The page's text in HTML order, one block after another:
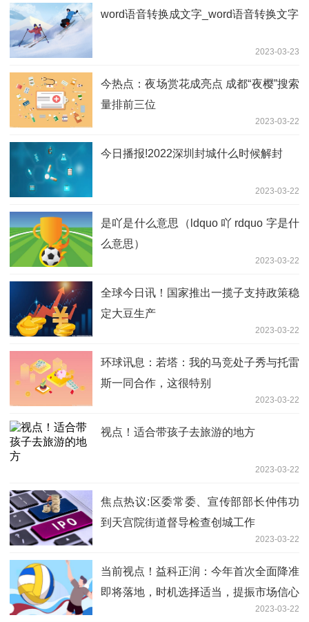
word语音转换成文字_word语音转换文字
2023-03-23
今热点：夜场赏花成亮点 成都“夜樱”搜索
量排前三位
2023-03-22
今日播报!2022深圳封城什么时候解封
2023-03-22
是吖是什么意思（ldquo 吖 rdquo 字是什
么意思）
2023-03-22
全球今日讯！国家推出一揽子支持政策稳
定大豆生产
2023-03-22
环球讯息：若塔：我的马竞处子秀与托雷
斯一同合作，这很特别
2023-03-22
视点！适合带孩子去旅游的地方
2023-03-22
焦点热议:区委常委、宣传部部长仲伟功
到天宫院街道督导检查创城工作
2023-03-22
当前视点！益科正润：今年首次全面降准
即将落地，时机选择适当，提振市场信心
2023-03-22